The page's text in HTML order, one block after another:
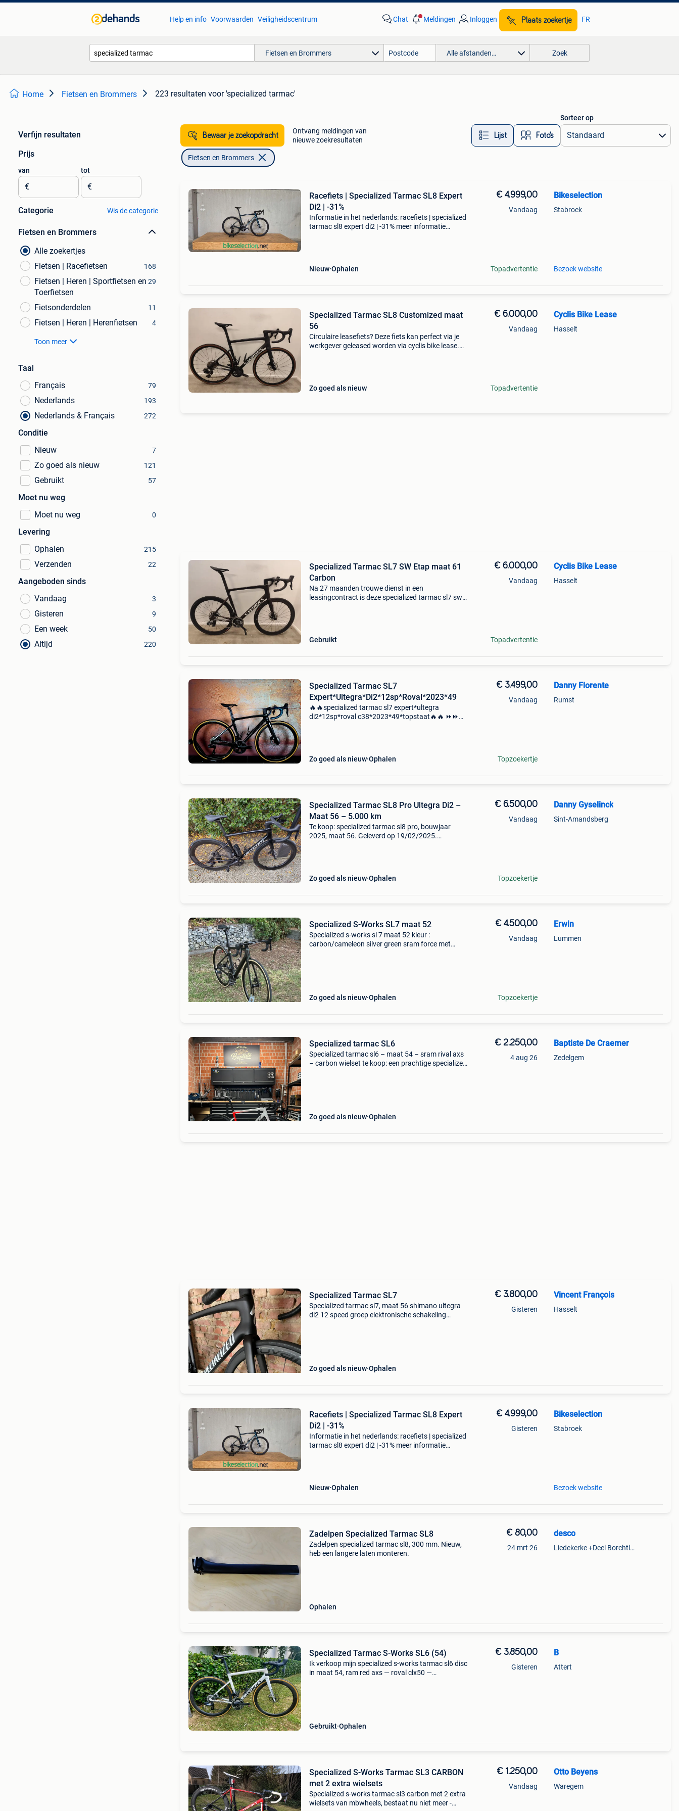
Help en info Voorwaarden Veiligheidscentrum Chat Meldingen Inloggen Plaats zoekertje FR
Fietsen en Brommers Alle afstanden… Zoek
Home Fietsen en Brommers 223 resultaten voor 'specialized tarmac'
Verfijn resultaten
Prijs
van
€
tot
€
Categorie Wis de categorie
Fietsen en Brommers
Alle zoekertjes
Fietsen | Racefietsen
168
Fietsen | Heren | Sportfietsen en
Toerfietsen
29
Fietsonderdelen 11
Fietsen | Heren | Herenfietsen 4
Toon meer
Taal
Français
79
Nederlands 193
Nederlands & Français 272
Conditie
Nieuw
7
Zo goed als nieuw 121
Gebruikt 57
Moet nu weg
Moet nu weg
0
Levering
Ophalen
215
Verzenden 22
Aangeboden sinds
Vandaag
3
Gisteren 9
Een week 50
Altijd 220
Bewaar je zoekopdracht
Ontvang meldingen van
nieuwe zoekresultaten
Lijst Foto’s
Sorteer op
Fietsen en Brommers
Racefiets | Specialized Tarmac SL8 Expert
Di2 | -31%
Informatie in het nederlands: racefiets | specialized
tarmac sl8 expert di2 | -31% meer informatie
Nieuw Ophalen
€ 4.999,00
Vandaag
Topadvertentie
Bikeselection
Stabroek
Bezoek website
Specialized Tarmac SL8 Customized maat
56
Circulaire leasefiets? Deze fiets kan perfect via je
werkgever geleased worden via cyclis bike lease.
Zo goed als nieuw
€ 6.000,00
Vandaag
Topadvertentie
Cyclis Bike Lease
Hasselt
Specialized Tarmac SL7 SW Etap maat 61
Carbon
Na 27 maanden trouwe dienst in een
leasingcontract is deze specialized tarmac sl7 sw
Gebruikt
€ 6.000,00
Vandaag
Topadvertentie
Cyclis Bike Lease
Hasselt
Specialized Tarmac SL7
Expert*Ultegra*Di2*12sp*Roval*2023*49
🔥🔥specialized tarmac sl7 expert*ultegra
di2*12sp*roval c38*2023*49*topstaat🔥🔥 ⏩️⏩️
Zo goed als nieuw Ophalen
€ 3.499,00
Vandaag
Topzoekertje
Danny Florente
Rumst
Specialized Tarmac SL8 Pro Ultegra Di2 –
Maat 56 – 5.000 km
Te koop: specialized tarmac sl8 pro, bouwjaar
2025, maat 56. Geleverd op 19/02/2025.
Zo goed als nieuw Ophalen
€ 6.500,00
Vandaag
Topzoekertje
Danny Gyselinck
Sint-Amandsberg
Specialized S-Works SL7 maat 52
Specialized s-works sl 7 maat 52 kleur :
carbon/cameleon silver green sram force met
Zo goed als nieuw Ophalen
€ 4.500,00
Vandaag
Topzoekertje
Erwin
Lummen
Specialized tarmac SL6
Specialized tarmac sl6 – maat 54 – sram rival axs
– carbon wielset te koop: een prachtige specialized
Zo goed als nieuw Ophalen
€ 2.250,00
4 aug 26
Baptiste De Craemer
Zedelgem
Specialized Tarmac SL7
Specialized tarmac sl7, maat 56 shimano ultegra
di2 12 speed groep elektronische schakeling
Zo goed als nieuw Ophalen
€ 3.800,00
Gisteren
Vincent François
Hasselt
Racefiets | Specialized Tarmac SL8 Expert
Di2 | -31%
Informatie in het nederlands: racefiets | specialized
tarmac sl8 expert di2 | -31% meer informatie
Nieuw Ophalen
€ 4.999,00
Gisteren
Bikeselection
Stabroek
Bezoek website
Zadelpen Specialized Tarmac SL8
Zadelpen specialized tarmac sl8, 300 mm. Nieuw,
heb een langere laten monteren.
Ophalen
€ 80,00
24 mrt 26
desco
Liedekerke +Deel Borchtlombeek
Specialized Tarmac S-Works SL6 (54)
Ik verkoop mijn specialized s-works tarmac sl6 disc
in maat 54, ram red axs — roval clx50 —
Gebruikt Ophalen
€ 3.850,00
Gisteren
B
Attert
Specialized S-Works Tarmac SL3 CARBON
met 2 extra wielsets
Specialized s-works tarmac sl3 carbon met 2 extra
wielsets van mbwheels, bestaat nu niet meer -
€ 1.250,00
Vandaag
Otto Beyens
Waregem